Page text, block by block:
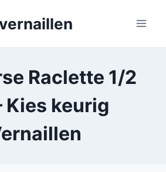
Raclette 1/2
Kies keurig